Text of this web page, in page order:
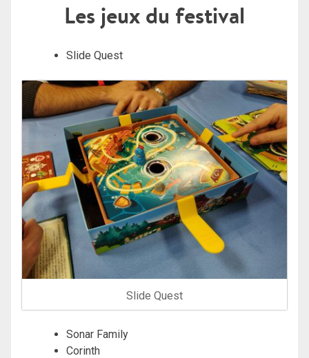
Les jeux du festival
Slide Quest
Slide Quest
Sonar Family
Corinth